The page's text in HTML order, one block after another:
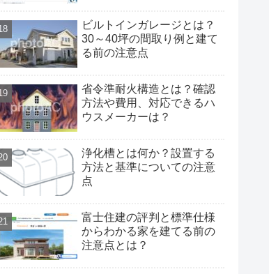
ビルトインガレージとは？
30～40坪の間取り例と建て
る前の注意点
省令準耐火構造とは？確認
方法や費用、対応できるハ
ウスメーカーは？
浄化槽とは何か？設置する
方法と基準についての注意
点
富士住建の評判と標準仕様
からわかる家を建てる前の
注意点とは？